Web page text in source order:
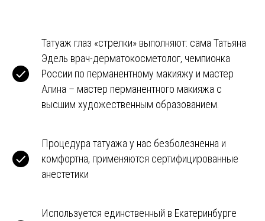
Татуаж глаз «стрелки» выполняют: сама Татьяна
Эдель врач-дерматокосметолог, чемпионка
России по перманентному макияжу и мастер
Алина – мастер перманентного макияжа с
высшим художественным образованием.
Процедура татуажа у нас безболезненна и
комфортна, применяются сертифицированные
анестетики
Используется единственный в Екатеринбурге